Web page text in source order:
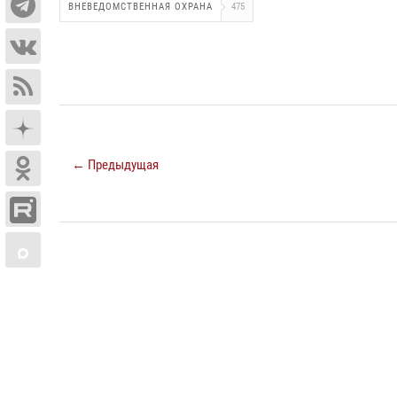
ВНЕВЕДОМСТВЕННАЯ ОХРАНА 475
← Предыдущая